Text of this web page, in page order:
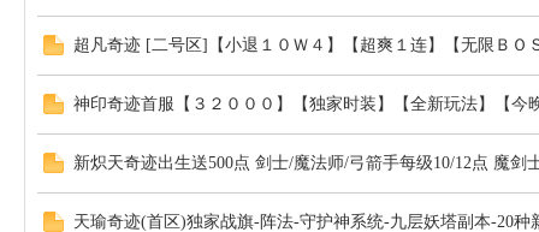
超凡奇迹 [二号区]【小退１０Ｗ４】【超爽１连】【无限ＢＯ
神印奇迹首服【３２０００】【独家时装】【全新玩法】【今
新炽天奇迹出生送500点 剑士/魔法师/弓箭手每级10/12点 魔剑
天瑜奇迹(首区)独家战旗-阵法-守护神系统-九层妖塔副本-20种